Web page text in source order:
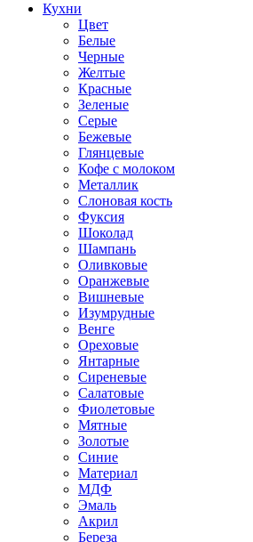
Кухни
Цвет
Белые
Черные
Желтые
Красные
Зеленые
Серые
Бежевые
Глянцевые
Кофе с молоком
Металлик
Слоновая кость
Фуксия
Шоколад
Шампань
Оливковые
Оранжевые
Вишневые
Изумрудные
Венге
Ореховые
Янтарные
Сиреневые
Салатовые
Фиолетовые
Мятные
Золотые
Синие
Материал
МДФ
Эмаль
Акрил
Береза